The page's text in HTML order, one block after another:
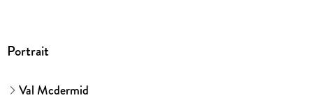
Portrait
Val Mcdermid